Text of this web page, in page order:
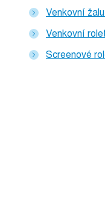
Venkovní
Venkovní
Screenové